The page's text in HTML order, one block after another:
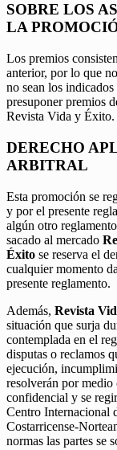
SOBRE LOS
LA
Los premios
anterior, por lo que
no sean los
presuponer premios
Revista Vida y Éxito.
DERECHO
ARBITRAL
Esta promoción se
y por el presente
algún otro
sacado al mercado
Éxito se reserva el
cualquier momento
presente reglamento.
Además, Revista
situación que surja
contemplada en el
disputas o reclamos
ejecución,
resolverán por medio
confidencial y se
Centro Internacional
Costarricense-
normas las partes se